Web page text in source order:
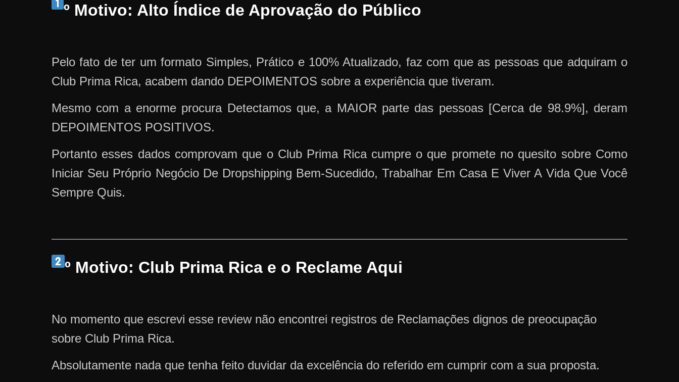
º Motivo: Alto Índice de Aprovação do Público
Pelo fato de ter um formato Simples, Prático e 100% Atualizado, faz com que as pessoas que adquiram o
Club Prima Rica, acabem dando DEPOIMENTOS sobre a experiência que tiveram.
Mesmo com a enorme procura Detectamos que, a MAIOR parte das pessoas [Cerca de 98.9%], deram
DEPOIMENTOS POSITIVOS.
Portanto esses dados comprovam que o Club Prima Rica cumpre o que promete no quesito sobre Como
Iniciar Seu Próprio Negócio De Dropshipping Bem-Sucedido, Trabalhar Em Casa E Viver A Vida Que Você
Sempre Quis.
º Motivo: Club Prima Rica e o Reclame Aqui
No momento que escrevi esse review não encontrei registros de Reclamações dignos de preocupação
sobre Club Prima Rica.
Absolutamente nada que tenha feito duvidar da excelência do referido em cumprir com a sua proposta.